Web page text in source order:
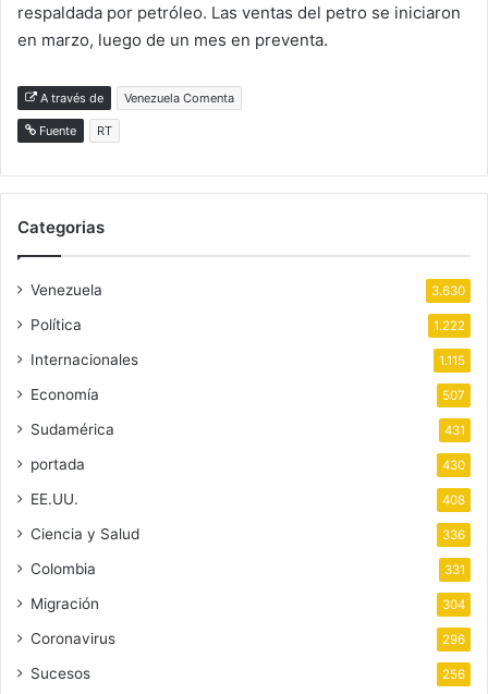
respaldada por petróleo. Las ventas del petro se iniciaron
en marzo, luego de un mes en preventa.
A través de Venezuela Comenta
Fuente RT
Categorias
Venezuela 3.630
Política 1.222
Internacionales 1.115
Economía 507
Sudamérica 431
portada 430
EE.UU. 408
Ciencia y Salud 336
Colombia 331
Migración 304
Coronavirus 296
Sucesos 256